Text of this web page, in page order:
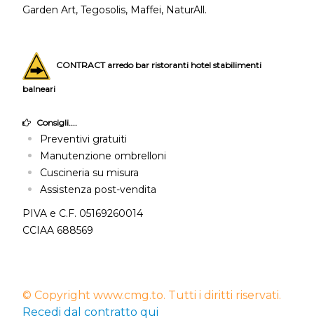
Garden Art, Tegosolis, Maffei, NaturAll.
CONTRACT arredo bar ristoranti hotel stabilimenti
balneari
Consigli....
Preventivi gratuiti
Manutenzione ombrelloni
Cuscineria su misura
Assistenza post-vendita
PIVA e C.F. 05169260014
CCIAA 688569
© Copyright www.cmg.to. Tutti i diritti riservati.
Recedi dal contratto qui